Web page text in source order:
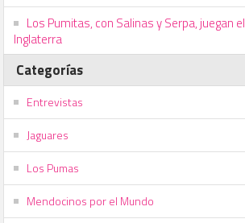
Los Pumitas, con Salinas y Serpa, juegan
Inglaterra
Categorías
Entrevistas
Jaguares
Los Pumas
Mendocinos por el Mundo